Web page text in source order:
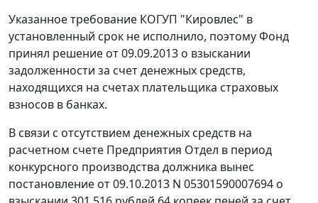
Указанное требование КОГУП "Кировлес" в
установленный срок не исполнило, поэтому Фонд
принял решение от 09.09.2013 о взыскании
задолженности за счет денежных средств,
находящихся на счетах плательщика страховых
взносов в банках.
В связи с отсутствием денежных средств на
расчетном счете Предприятия Отдел в период
конкурсного производства должника вынес
постановление от 09.10.2013 N 05301590007694 о